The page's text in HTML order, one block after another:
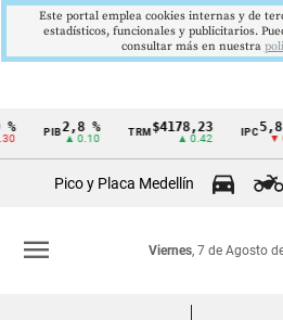
Cintillo
Colombia
PIB2,8 %
▲ 0.10
TRM$4178,23
▲ 0.42
5,81
▼
Pico y Placa Medellín
Viernes, 7 de Agosto
menu
Este portal emplea cookies internas y de
estadísticos, funcionales y publicitarios.
consultar más en nuestra